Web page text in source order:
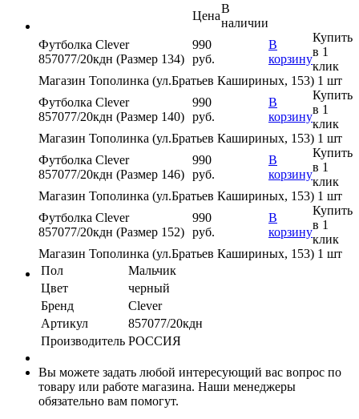
Цена
В
наличии
Футболка Clever
857077/20кдн (Размер 134)
990
руб.
В
корзину
Купить
в 1
клик
Магазин Тополинка (ул.Братьев Кашириных, 153) 1 шт
Футболка Clever
857077/20кдн (Размер 140)
990
руб.
В
корзину
Купить
в 1
клик
Магазин Тополинка (ул.Братьев Кашириных, 153) 1 шт
Футболка Clever
857077/20кдн (Размер 146)
990
руб.
В
корзину
Купить
в 1
клик
Магазин Тополинка (ул.Братьев Кашириных, 153) 1 шт
Футболка Clever
857077/20кдн (Размер 152)
990
руб.
В
корзину
Купить
в 1
клик
Магазин Тополинка (ул.Братьев Кашириных, 153) 1 шт
Пол
Мальчик
Цвет
черный
Бренд
Clever
Артикул
857077/20кдн
Производитель РОССИЯ
Вы можете задать любой интересующий вас вопрос по
товару или работе магазина. Наши менеджеры
обязательно вам помогут.